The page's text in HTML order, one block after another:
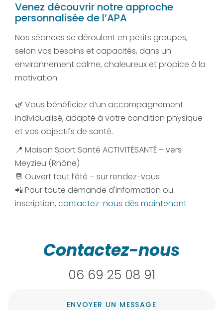
Venez découvrir notre approche
personnalisée de l’APA
Nos séances se déroulent en petits groupes,
selon vos besoins et capacités, dans un
environnement calme, chaleureux et propice à la
motivation.
🌿 Vous bénéficiez d’un accompagnement
individualisé, adapté à votre condition physique
et vos objectifs de santé.
📍 Maison Sport Santé ACTIVITÉSANTÉ – vers
Meyzieu (Rhône)
📆 Ouvert tout l’été – sur rendez-vous
📲 Pour toute demande d'information ou
inscription, contactez-nous dès maintenant
Contactez-nous
06 69 25 08 91
ENVOYER UN MESSAGE